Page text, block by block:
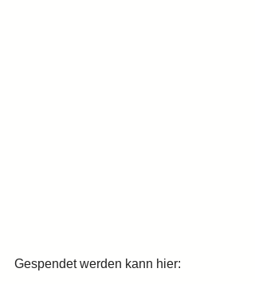
Gespendet werden kann hier: